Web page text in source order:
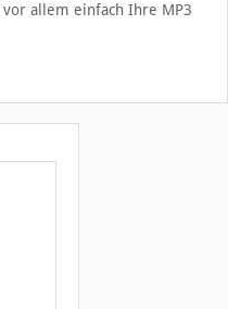
vor allem einfach Ihre MP3